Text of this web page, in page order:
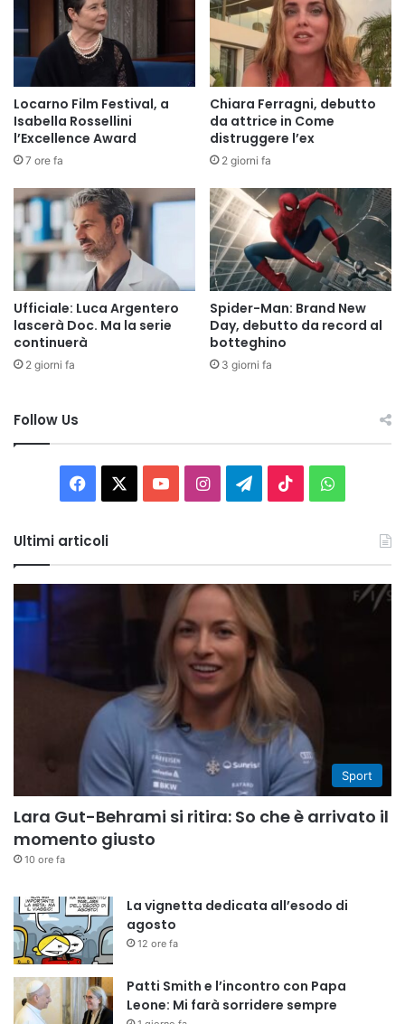
Locarno Film Festival, a
Isabella Rossellini
l’Excellence Award
7 ore fa
Chiara Ferragni, debutto
da attrice in Come
distruggere l’ex
2 giorni fa
Ufficiale: Luca Argentero
lascerà Doc. Ma la serie
continuerà
2 giorni fa
Spider-Man: Brand New
Day, debutto da record al
botteghino
3 giorni fa
Follow Us
Facebook You InstagramTelegram
TikTok
Ultimi articoli
Sport
Lara Gut-Behrami si ritira: So che è arrivato il
momento giusto
10 ore fa
La vignetta dedicata all’esodo di
agosto
12 ore fa
Patti Smith e l’incontro con Papa
Leone: Mi farà sorridere sempre